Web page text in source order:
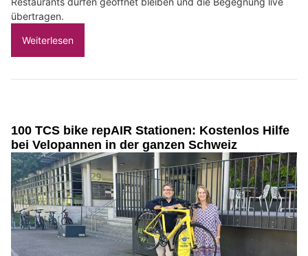
übertragen.
Weiterlesen
100 TCS bike repAIR Stationen: Kostenlos Hilfe
bei Velopannen in der ganzen Schweiz